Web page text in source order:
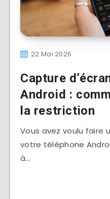
22 Mai 2026
Capture
Android :
la restriction
Vous avez voulu faire
votre téléphone
à…